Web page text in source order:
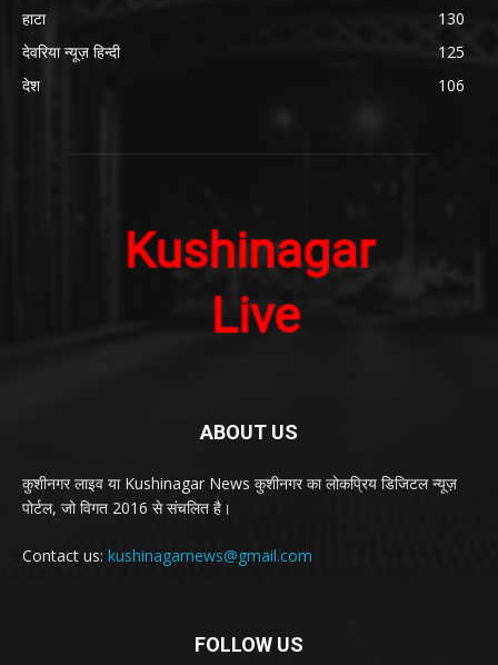
हाटा
130
देवरिया न्यूज़ हिन्दी
125
देश
106
ABOUT US
कुशीनगर लाइव या Kushinagar News कुशीनगर का लोकप्रिय डिजिटल न्यूज़
पोर्टल, जो विगत 2016 से संचलित है।
Contact us: kushinagarnews@gmail.com
FOLLOW US